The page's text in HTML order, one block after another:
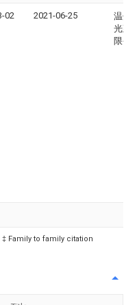
02 2021-06-25
温州
光建
限公
‡ Family to family citation